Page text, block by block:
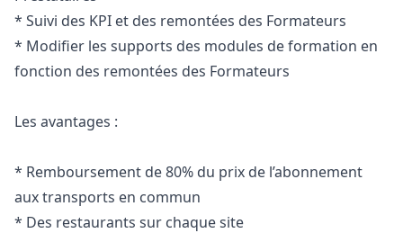
* Suivi des KPI et des remontées des Formateurs
* Modifier les supports des modules de formation en
fonction des remontées des Formateurs
Les avantages :
* Remboursement de 80% du prix de l’abonnement
aux transports en commun
* Des restaurants sur chaque site